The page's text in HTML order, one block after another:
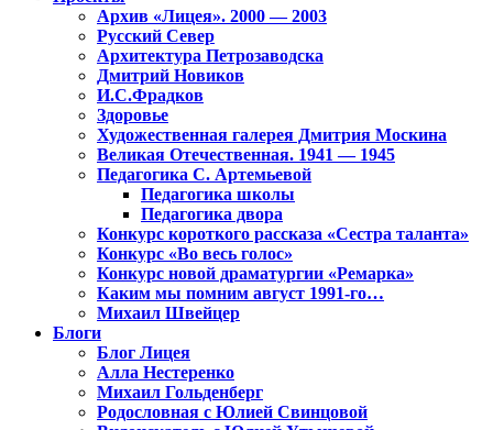
Архив «Лицея». 2000 — 2003
Русский Север
Архитектура Петрозаводска
Дмитрий Новиков
И.С.Фрадков
Здоровье
Художественная галерея Дмитрия Москина
Великая Отечественная. 1941 — 1945
Педагогика С. Артемьевой
Педагогика школы
Педагогика двора
Конкурс короткого рассказа «Сестра таланта»
Конкурс «Во весь голос»
Конкурс новой драматургии «Ремарка»
Каким мы помним август 1991-го…
Михаил Швейцер
Блоги
Блог Лицея
Алла Нестеренко
Михаил Гольденберг
Родословная с Юлией Свинцовой